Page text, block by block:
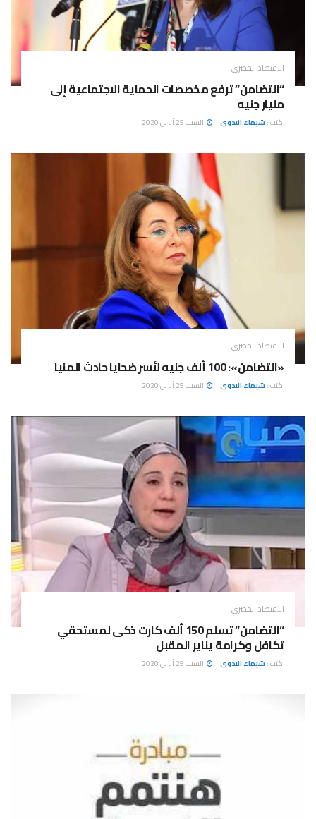
الاقتصاد المصرى
“التضامن” ترفع مخصصات الحماية الاجتماعية إلى
مليار جنيه
كتب : شيماء البدوى السبت 25 أبريل 2020
الاقتصاد المصرى
«التضامن»: 100 ألف جنيه لأسر ضحايا حادث المنيا
كتب : شيماء البدوى السبت 25 أبريل 2020
الاقتصاد المصرى
“التضامن” تسلم 150 ألف كارت ذكى لمستحقي
تكافل وكرامة يناير المقبل
كتب : شيماء البدوى السبت 25 أبريل 2020